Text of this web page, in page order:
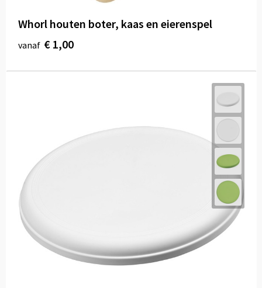
Whorl houten boter, kaas en eierenspel
vanaf € 1,00